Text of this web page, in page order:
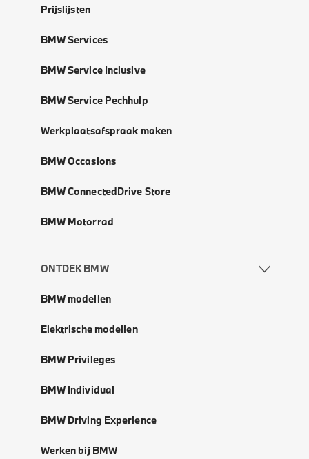
Prijslijsten
BMW Services
BMW Service Inclusive
BMW Service Pechhulp
Werkplaatsafspraak maken
BMW Occasions
BMW ConnectedDrive Store
BMW Motorrad
ONTDEK BMW
BMW modellen
Elektrische modellen
BMW Privileges
BMW Individual
BMW Driving Experience
Werken bij BMW